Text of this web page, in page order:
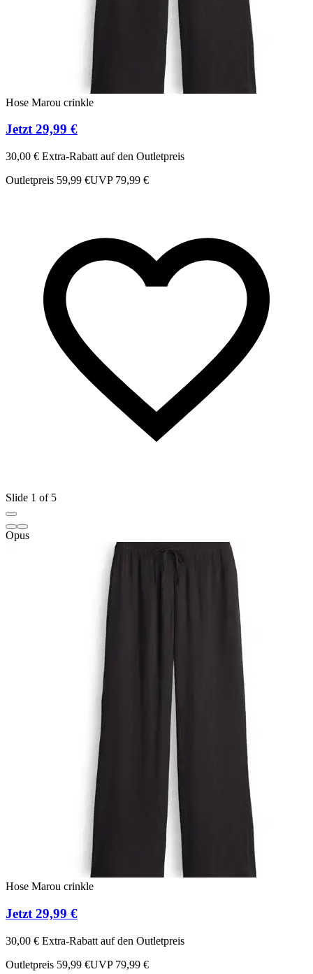
Hose Marou crinkle
Jetzt 29,99 €
30,00 € Extra-Rabatt auf den Outletpreis
Outletpreis 59,99 €UVP 79,99 €
Slide 1 of 5
Opus
Hose Marou crinkle
Jetzt 29,99 €
30,00 € Extra-Rabatt auf den Outletpreis
Outletpreis 59,99 €UVP 79,99 €